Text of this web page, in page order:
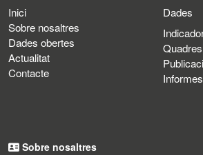
Inici
Sobre nosaltres
Dades obertes
Actualitat
Contacte
Dades
Sobre nosaltres